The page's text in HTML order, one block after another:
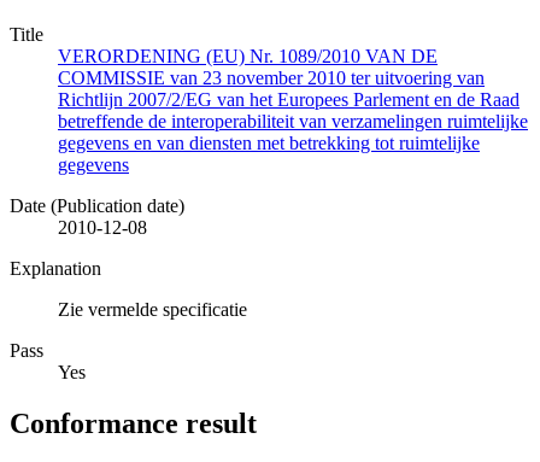
Title
VERORDENING (EU) Nr. 1089/2010 VAN DE
COMMISSIE van 23 november 2010 ter uitvoering van
Richtlijn 2007/2/EG van het Europees Parlement en de Raad
betreffende de interoperabiliteit van verzamelingen ruimtelijke
gegevens en van diensten met betrekking tot ruimtelijke
gegevens
Date (Publication date)
2010-12-08
Explanation
Zie vermelde specificatie
Pass
Yes
Conformance result